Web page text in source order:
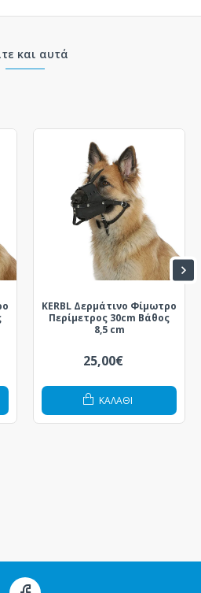
και αυτά
KERBL Δερμάτινο Φίμωτρο
Περίμετρος 30cm Βάθος
8,5 cm
25,00€
ΚΑΛΆΘΙ